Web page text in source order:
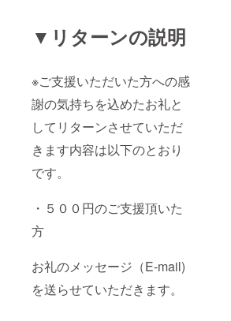
▼リターンの説明
※ご支援いただいた方への感
謝の気持ちを込めたお礼と
してリターンさせていただ
きます内容は以下のとおり
です。
・５００円のご支援頂いた
方
お礼のメッセージ（E-mail)
を送らせていただきます。